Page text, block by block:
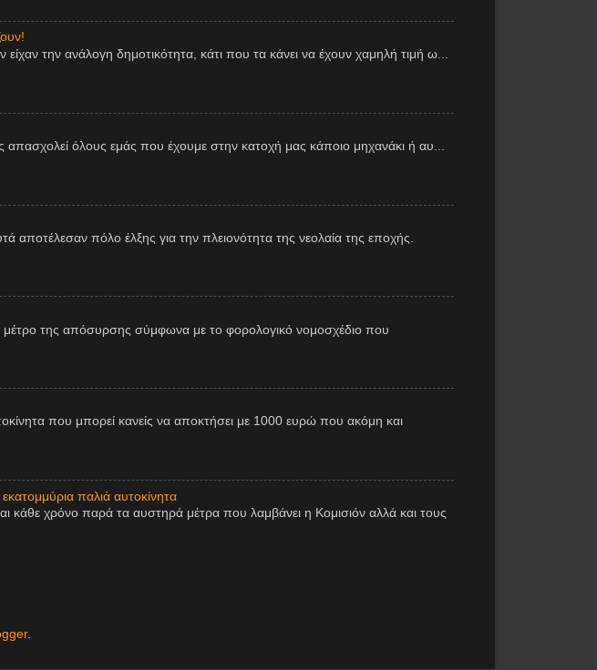
την ανάλογη δημοτικότητα, κάτι που τα κάνει να έχουν χαμηλή τιμή ω...
απασχολεί όλους εμάς που έχουμε στην κατοχή μας κάποιο μηχανάκι ή αυ...
πόλο έλξης για την πλειονότητα της νεολαία της εποχής.
της απόσυρσης σύμφωνα με το φορολογικό νομοσχέδιο που
που μπορεί κανείς να αποκτήσει με 1000 ευρώ που ακόμη και
παλιά αυτοκίνητα
κάθε χρόνο παρά τα αυστηρά μέτρα που λαμβάνει η Κομισιόν αλλά και τους
.